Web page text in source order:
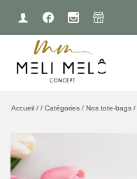
Accueil / / Catégories / Nos tote-bags /